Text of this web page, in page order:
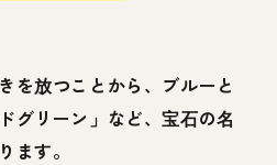
を放つことから、ブルーと
グリーン」など、宝石の名
ます。